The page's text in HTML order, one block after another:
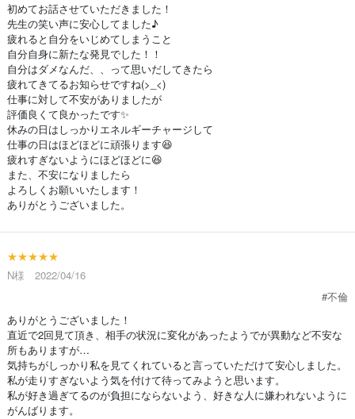
初めてお話させていただきました！
先生の笑い声に安心してました♪
疲れると自分をいじめてしまうこと
自分自身に新たな発見でした！！
自分はダメなんだ、、って思いだしてきたら
疲れてきてるお知らせですね(>_<)
仕事に対して不安がありましたが
評価良くて良かったです✨
休みの日はしっかりエネルギーチャージして
仕事の日はほどほどに頑張ります😆
疲れすぎないようにほどほどに😆
また、不安になりましたら
よろしくお願いいたします！
ありがとうございました。
★★★★★
N様 2022/04/16
#不倫
ありがとうございました！
直近で2回見て頂き、相手の状況に変化があったようでが異動など不安な
所もありますが…
気持ちがしっかり私を見てくれていると言っていただけて安心しました。
私が走りすぎないよう気を付けて待ってみようと思います。
私が好き過ぎてるのが負担にならないよう、好きな人に嫌われないように
がんばります。